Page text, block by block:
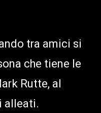
tra amici si
che tiene le
Rutte, al
alleati.